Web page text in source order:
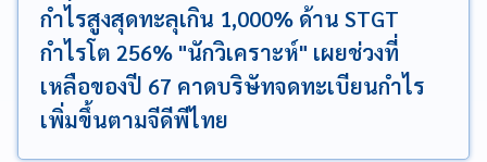
กำไรสูงสุดทะลุเกิน 1,000% ด้าน STGT
กำไรโต 256% "นักวิเคราะห์" เผยช่วงที่
เหลือของปี 67 คาดบริษัทจดทะเบียนกำไร
เพิ่มขึ้นตามจีดีพีไทย